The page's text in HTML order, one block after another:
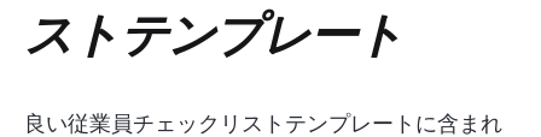
ストテンプレート
良い従業員チェックリストテンプレートに含まれ